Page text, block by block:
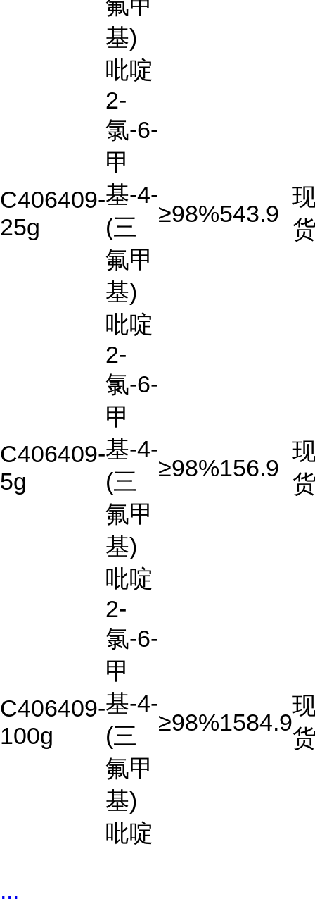
基)
吡啶
C406409-
25g
2-
氯-6-
甲
基-4-
(三
氟甲
基)
吡啶
≥98%543.9
C406409-
5g
2-
氯-6-
甲
基-4-
(三
氟甲
基)
吡啶
≥98%156.9
C406409-
100g
2-
氯-6-
甲
基-4-
(三
氟甲
基)
吡啶
≥98%1584.9
...